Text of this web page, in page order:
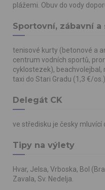
plážemi. Obuv do vody
Sportovní, zábavní
tenisové kurty (betonové a
centrum vodních sportů,
cyklostezek),
taxi do Stari Gradu (1,3 €/os.).
Delegát CK
ve středisku je česky mluvící
Tipy na výlety
Hvar, Jelsa, Vrboska, Bol
Zavala, Sv. Nedelja.